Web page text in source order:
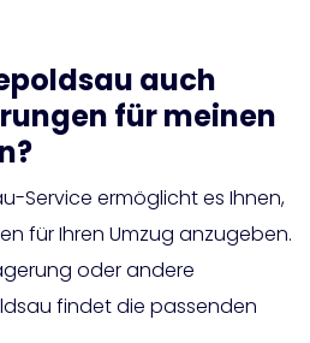
auch
für meinen
Service ermöglicht es Ihnen,
für Ihren Umzug anzugeben.
oder andere
findet die passenden